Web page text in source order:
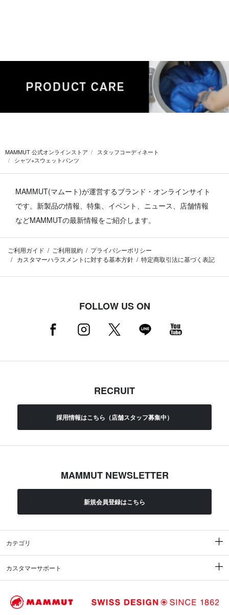
MAMMUT 公式オンラインストア
スタッフコーディネート
シャツ+スウェットパンツ
MAMMUT(マムート)が運営するブランド・オンラインサイト
です。 新製品の情報、特集、イベント、ニュース、店舗情報
などMAMMUTの最新情報をご紹介します。
ご利用ガイド ご利用規約
プライバシーポリシー
カスタマーハラスメントに対する基本方針
特定商取引法に基づく表記
FOLLOW US ON
RECRUIT
採用情報はこちら（店舗スタッフ募集中）
MAMMUT NEWSLETTER
新規会員登録はこちら
カテゴリ
カスタマーサポート